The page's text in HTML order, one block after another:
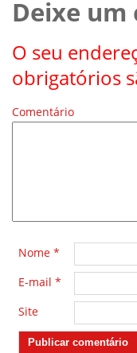
Deixe
O seu
obrigatórios
Comentário
Nome *
E-mail *
Site